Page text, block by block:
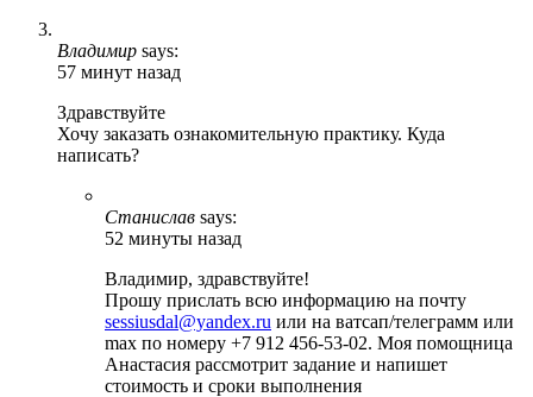
Владимир says:
57 минут назад
Здравствуйте
Хочу заказать ознакомительную практику. Куда
написать?
Станислав says:
52 минуты назад
Владимир, здравствуйте!
Прошу прислать всю информацию на почту
sessiusdal@yandex.ru или на ватсап/телеграмм или
max по номеру +7 912 456-53-02. Моя помощница
Анастасия рассмотрит задание и напишет
стоимость и сроки выполнения